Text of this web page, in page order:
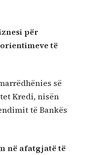
për
të
së
Kredi, nisën
të Bankës
në afatgjatë të